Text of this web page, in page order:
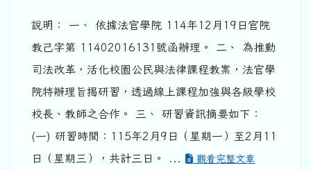
說明： 一、 依據法官學院 114年12月19日官院
教己字第 11402016131號函辦理。 二、 為推動
司法改革，活化校園公民與法律課程教案，法官學
院特辦理旨揭研習，透過線上課程加強與各級學校
校長、教師之合作。 三、 研習資訊摘要如下：
(一) 研習時間：115年2月9日（星期一）至2月11
日（星期三），共計三日。 ...
觀看完整文章